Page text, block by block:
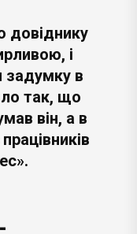
довіднику
і
задумку в
так, що
він, а в